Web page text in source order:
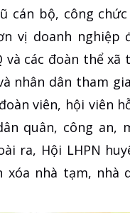
cán bộ, công
vị doanh
và các đoàn thể
nhân dân tham
viên, hội viên
quân, công an,
ra, Hội LHPN
xóa nhà tạm,